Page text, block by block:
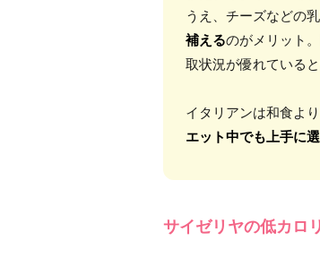
うえ、チーズなどの
補えるのがメリット
取状況が優れている
イタリアンは和食よ
エット中でも上手に
サイゼリヤの低カロ